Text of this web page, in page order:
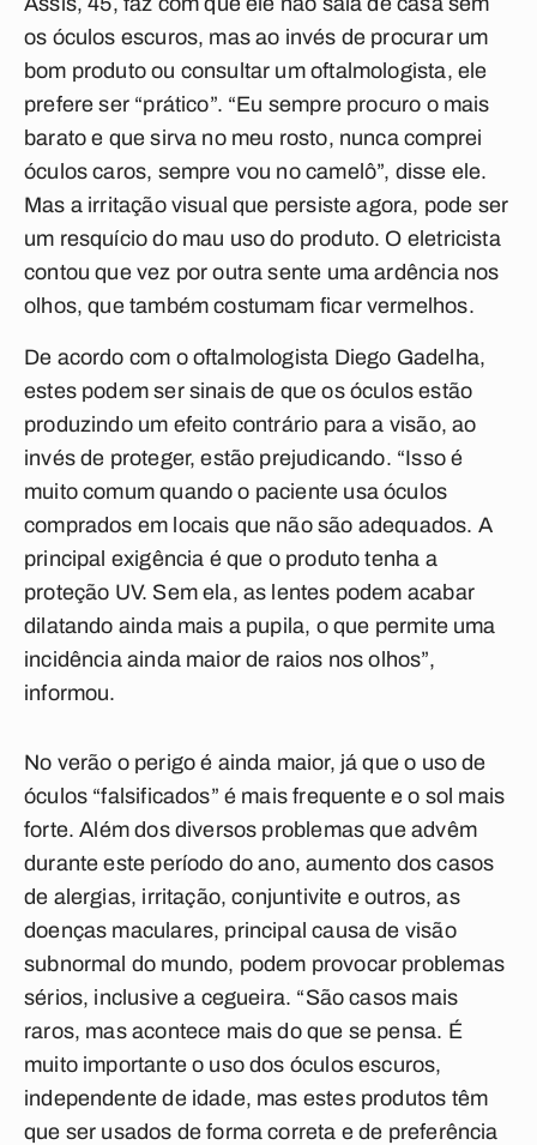
os óculos escuros, mas ao invés de procurar um
bom produto ou consultar um oftalmologista, ele
prefere ser “prático”. “Eu sempre procuro o mais
barato e que sirva no meu rosto, nunca comprei
óculos caros, sempre vou no camelô”, disse ele.
Mas a irritação visual que persiste agora, pode ser
um resquício do mau uso do produto. O eletricista
contou que vez por outra sente uma ardência nos
olhos, que também costumam ficar vermelhos.
De acordo com o oftalmologista Diego Gadelha,
estes podem ser sinais de que os óculos estão
produzindo um efeito contrário para a visão, ao
invés de proteger, estão prejudicando. “Isso é
muito comum quando o paciente usa óculos
comprados em locais que não são adequados. A
principal exigência é que o produto tenha a
proteção UV. Sem ela, as lentes podem acabar
dilatando ainda mais a pupila, o que permite uma
incidência ainda maior de raios nos olhos”,
informou.
No verão o perigo é ainda maior, já que o uso de
óculos “falsificados” é mais frequente e o sol mais
forte. Além dos diversos problemas que advêm
durante este período do ano, aumento dos casos
de alergias, irritação, conjuntivite e outros, as
doenças maculares, principal causa de visão
subnormal do mundo, podem provocar problemas
sérios, inclusive a cegueira. “São casos mais
raros, mas acontece mais do que se pensa. É
muito importante o uso dos óculos escuros,
independente de idade, mas estes produtos têm
que ser usados de forma correta e de preferência